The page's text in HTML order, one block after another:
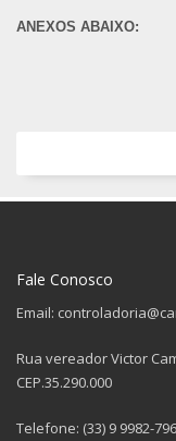
ANEXOS ABAIXO:
Fale Conosco
Email:
Rua vereador Victor
CEP.35.290.000
Telefone: (33) 9 9982-